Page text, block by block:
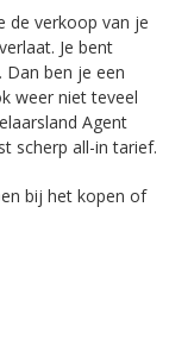
de verkoop van je
Je bent
ben je een
weer niet teveel
Agent
scherp all-in tarief.
bij het kopen of